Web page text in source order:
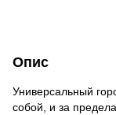
Опис
Универсальный
собой, и за